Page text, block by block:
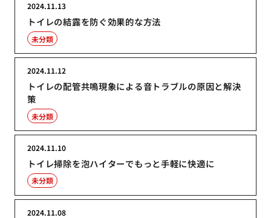
トイレの結露を防ぐ効果的な方法
2024.11.13
未分類
トイレの配管共鳴現象による音トラブルの原因と解決
策
2024.11.12
未分類
トイレ掃除を泡ハイターでもっと手軽に快適に
2024.11.10
未分類
2024.11.08